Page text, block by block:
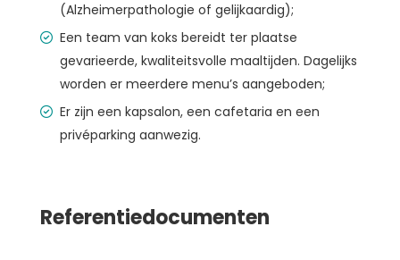
(Alzheimerpathologie of gelijkaardig);
Een team van koks bereidt ter plaatse
gevarieerde, kwaliteitsvolle maaltijden. Dagelijks
worden er meerdere menu’s aangeboden;
Er zijn een kapsalon, een cafetaria en een
privéparking aanwezig.
Referentiedocumenten